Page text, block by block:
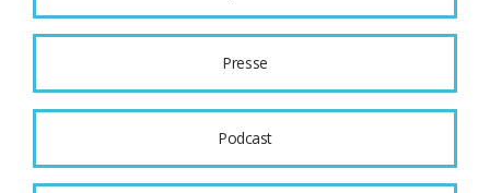
Presse
Podcast